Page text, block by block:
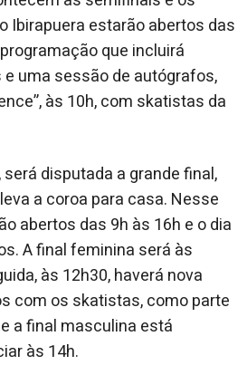
Ibirapuera estarão abertos das
que incluirá
uma sessão de autógrafos,
às 10h, com skatistas da
será disputada a grande final,
a coroa para casa. Nesse
abertos das 9h às 16h e o dia
A final feminina será às
às 12h30, haverá nova
com os skatistas, como parte
afinal masculina está
às 14h.